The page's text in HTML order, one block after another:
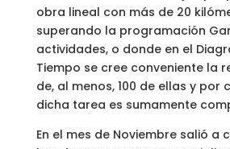
obra lineal con más de 20
superando la programación
actividades, o donde en el
Tiempo se cree conveniente la
de, al menos, 100 de ellas y por
dicha tarea es sumamente
En el mes de Noviembre salió a